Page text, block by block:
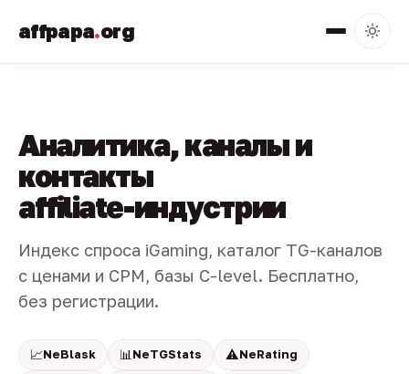
affpapa.org
Аналитика, каналы и
контакты
affiliate-индустрии
Индекс спроса iGaming, каталог TG-каналов
с ценами и CPM, базы C-level. Бесплатно,
без регистрации.
📈NeBlask 📊 NeTGStats ⚠️NeRating